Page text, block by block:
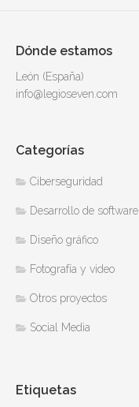
Dónde estamos
León (España)
info@legioseven.com
Categorías
Ciberseguridad
Desarrollo de software
Diseño gráfico
Fotografía y video
Otros proyectos
Social Media
Etiquetas